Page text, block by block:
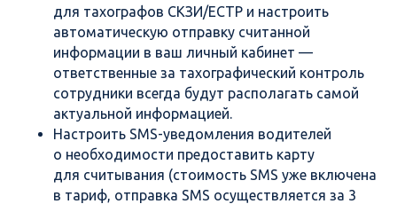
для тахографов СКЗИ/ЕСТР и настроить
автоматическую отправку считанной
информации в ваш личный кабинет —
ответственные за тахографический контроль
сотрудники всегда будут располагать самой
актуальной информацией.
Настроить SMS-уведомления водителей
о необходимости предоставить карту
для считывания (стоимость SMS уже включена
в тариф, отправка SMS осуществляется за 3